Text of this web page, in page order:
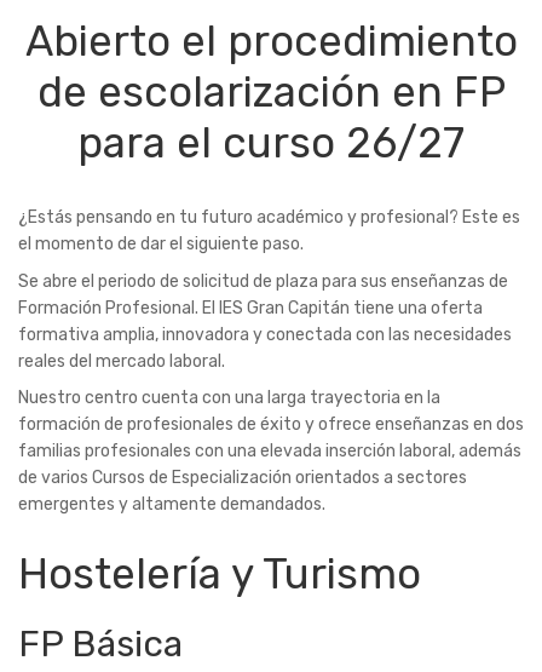
Abierto el procedimiento
de escolarización en FP
para el curso 26/27
¿Estás pensando en tu futuro académico y profesional? Este es
el momento de dar el siguiente paso.
Se abre el periodo de solicitud de plaza para sus enseñanzas de
Formación Profesional. El IES Gran Capitán tiene una oferta
formativa amplia, innovadora y conectada con las necesidades
reales del mercado laboral.
Nuestro centro cuenta con una larga trayectoria en la
formación de profesionales de éxito y ofrece enseñanzas en dos
familias profesionales con una elevada inserción laboral, además
de varios Cursos de Especialización orientados a sectores
emergentes y altamente demandados.
Hostelería y Turismo
FP Básica